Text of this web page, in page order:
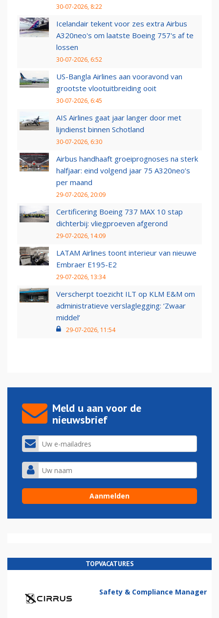
30-07-2026, 8:22
Icelandair tekent voor zes extra Airbus
A320neo's om laatste Boeing 757's af te
lossen
30-07-2026, 6:52
US-Bangla Airlines aan vooravond van
grootste vlootuitbreiding ooit
30-07-2026, 6:45
AIS Airlines gaat jaar langer door met
lijndienst binnen Schotland
30-07-2026, 6:30
Airbus handhaaft groeiprognoses na sterk
halfjaar: eind volgend jaar 75 A320neo’s
per maand
29-07-2026, 20:09
Certificering Boeing 737 MAX 10 stap
dichterbij: vliegproeven afgerond
29-07-2026, 14:09
LATAM Airlines toont interieur van nieuwe
Embraer E195-E2
29-07-2026, 13:34
Verscherpt toezicht ILT op KLM E&M om
administratieve verslaglegging: ‘Zwaar
middel’
29-07-2026, 11:54
Meld u aan voor de
nieuwsbrief
TOPVACATURES
Safety & Compliance Manager